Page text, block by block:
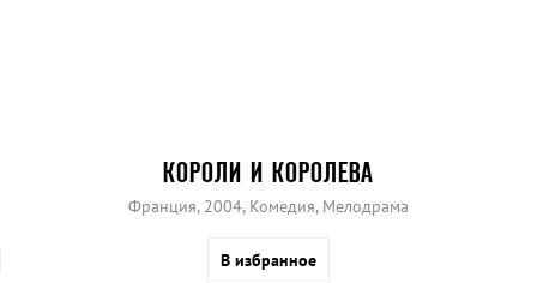
КОРОЛИ И КОРОЛЕВА
Франция, 2004, Комедия, Мелодрама
В избранное